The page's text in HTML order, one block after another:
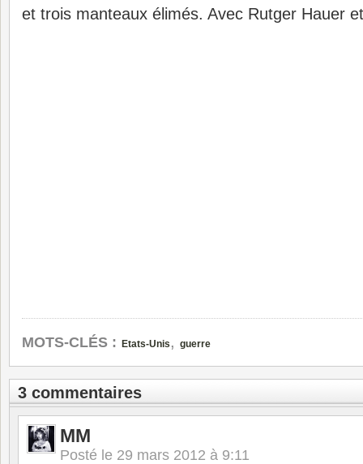
et trois manteaux élimés. Avec Rutger Hauer
MOTS-CLÉS : Etats-Unis , guerre
3 commentaires
MM
Posté le 29 mars 2012 à 9:11